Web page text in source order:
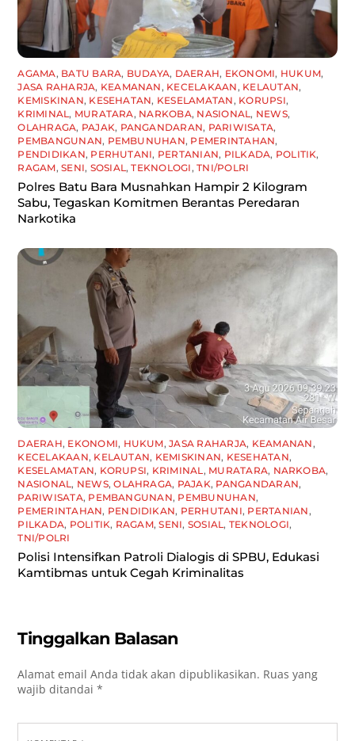
AGAMA, BATU BARA, BUDAYA, DAERAH, EKONOMI, HUKUM,
JASA RAHARJA, KEAMANAN , KECELAKAAN , KELAUTAN,
KEMISKINAN, KESEHATAN, KESELAMATAN , KORUPSI,
KRIMINAL , MURATARA, NARKOBA, NASIONAL , NEWS,
OLAHRAGA, PAJAK, PANGANDARAN, PARIWISATA,
PEMBANGUNAN, PEMBUNUHAN, PEMERINTAHAN,
PENDIDIKAN, PERHUTANI, PERTANIAN, PILKADA, POLITIK,
RAGAM,SENI, SOSIAL ,TEKNOLOGI ,TNI/POLRI
Polres Batu Bara Musnahkan Hampir 2 Kilogram
Sabu, Tegaskan Komitmen Berantas Peredaran
Narkotika
DAERAH, EKONOMI, HUKUM,JASA RAHARJA, KEAMANAN ,
KECELAKAAN, KELAUTAN, KEMISKINAN, KESEHATAN,
KESELAMATAN, KORUPSI, KRIMINAL , MURATARA, NARKOBA,
NASIONAL , NEWS,OLAHRAGA, PAJAK, PANGANDARAN,
PARIWISATA, PEMBANGUNAN, PEMBUNUHAN,
PEMERINTAHAN, PENDIDIKAN, PERHUTANI, PERTANIAN ,
PILKADA, POLITIK, RAGAM,SENI, SOSIAL , TEKNOLOGI,
TNI/POLRI
Polisi Intensifkan Patroli Dialogis di SPBU, Edukasi
Kamtibmas untuk Cegah Kriminalitas
Tinggalkan Balasan
Alamat email Anda tidak akan dipublikasikan. Ruas yang
wajib ditandai*